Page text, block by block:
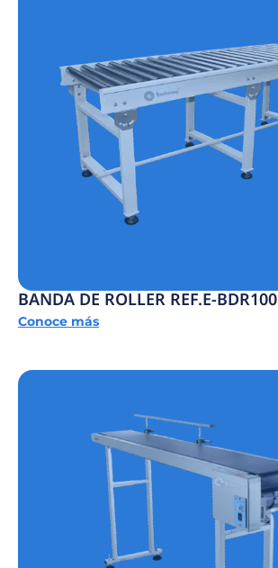
BANDA DE ROLLER REF.E-BDR100
Conoce más